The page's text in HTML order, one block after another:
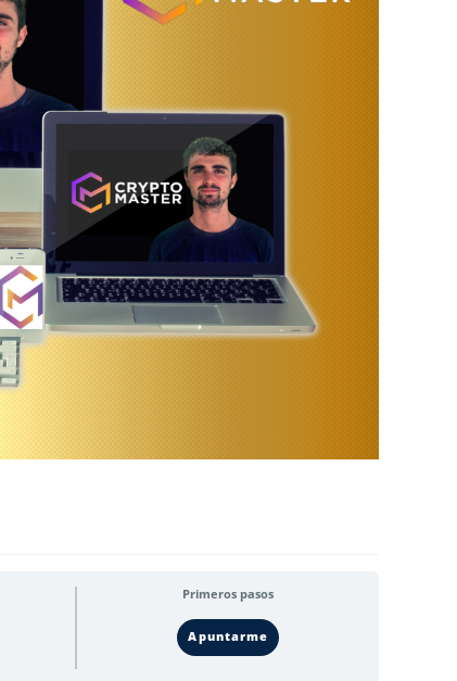
Primeros pasos
Apuntarme